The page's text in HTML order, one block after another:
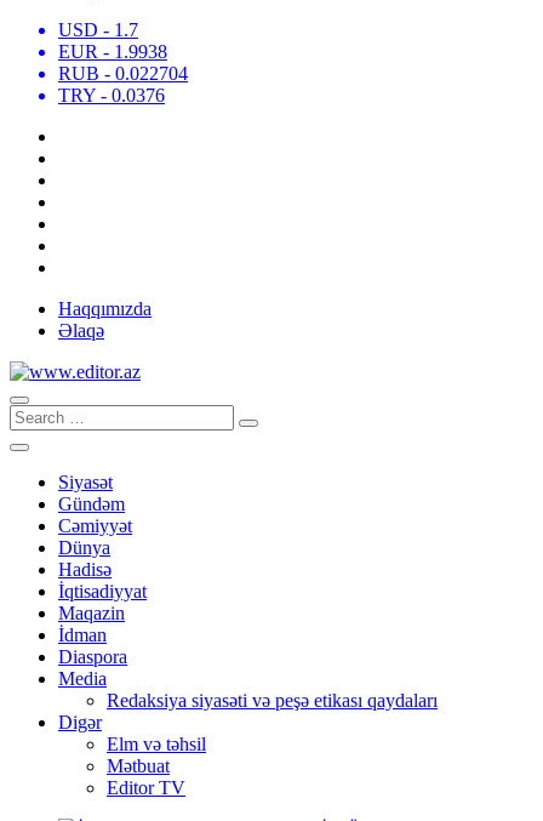
USD - 1.7
EUR - 1.9938
RUB - 0.022704
TRY - 0.0376
Haqqımızda
Əlaqə
Siyasət
Gündəm
Cəmiyyət
Dünya
Hadisə
İqtisadiyyat
Maqazin
İdman
Diaspora
Media
Redaksiya siyasəti və peşə etikası qaydaları
Digər
Elm və təhsil
Mətbuat
Editor TV